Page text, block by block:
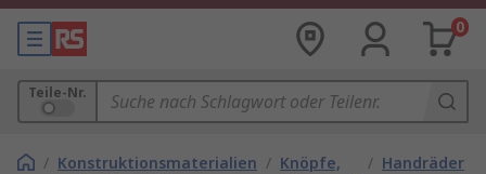
0
Teile-Nr.
/ Konstruktionsmaterialien / Knöpfe,
/ Handräder